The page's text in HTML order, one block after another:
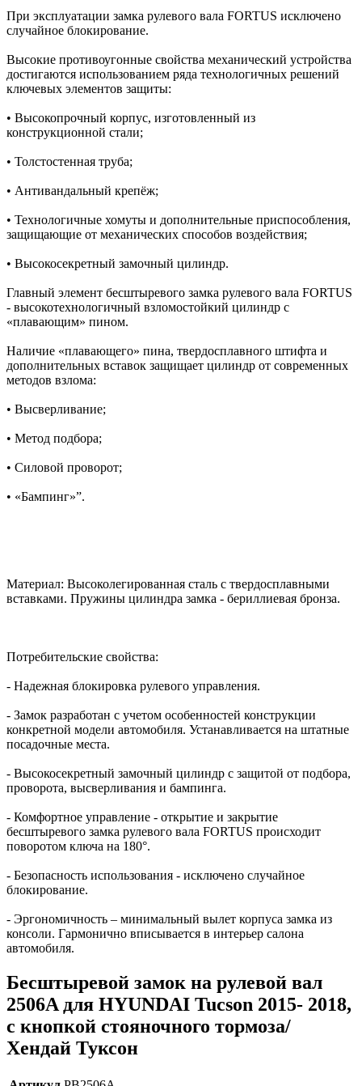
При эксплуатации замка рулевого вала FORTUS исключено
случайное блокирование.
Высокие противоугонные свойства механический устройства
достигаются использованием ряда технологичных решений
ключевых элементов защиты:
• Высокопрочный корпус, изготовленный из
конструкционной стали;
• Толстостенная труба;
• Антивандальный крепёж;
• Технологичные хомуты и дополнительные приспособления,
защищающие от механических способов воздействия;
• Высокосекретный замочный цилиндр.
Главный элемент бесштыревого замка рулевого вала FORTUS
- высокотехнологичный взломостойкий цилиндр c
«плавающим» пином.
Наличие «плавающего» пина, твердосплавного штифта и
дополнительных вставок защищает цилиндр от современных
методов взлома:
• Высверливание;
• Метод подбора;
• Силовой проворот;
• «Бампинг»”.
Материал: Высоколегированная сталь с твердосплавными
вставками. Пружины цилиндра замка - бериллиевая бронза.
Потребительские свойства:
- Надежная блокировка рулевого управления.
- Замок разработан с учетом особенностей конструкции
конкретной модели автомобиля. Устанавливается на штатные
посадочные места.
- Высокосекретный замочный цилиндр с защитой от подбора,
проворота, высверливания и бампинга.
- Комфортное управление - открытие и закрытие
бесштыревого замка рулевого вала FORTUS происходит
поворотом ключа на 180°.
- Безопасность использования - исключено случайное
блокирование.
- Эргономичность – минимальный вылет корпуса замка из
консоли. Гармонично вписывается в интерьер салона
автомобиля.
Бесштыревой замок на рулевой вал
2506A для HYUNDAI Tucson 2015- 2018,
с кнопкой стояночного тормоза/
Хендай Туксон